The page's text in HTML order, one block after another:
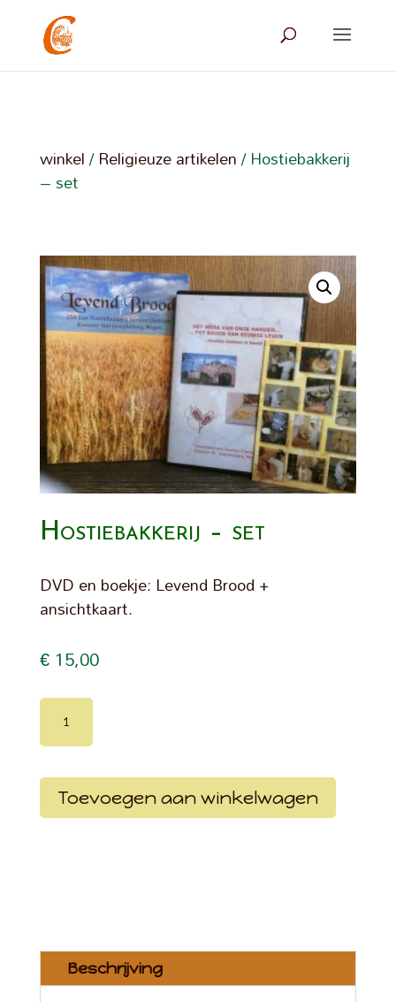
winkel/Religieuze artikelen/ Hostiebakkerij
– set
Hostiebakkerij – set
DVD en boekje: Levend Brood +
ansichtkaart.
€15,00
Hostiebakkerij
set
aantal
Toevoegen aan winkelwagen
Beschrijving